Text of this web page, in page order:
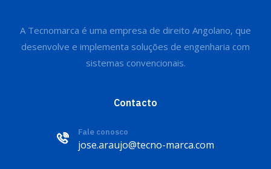
A Tecnomarca é uma empresa de direito Angolano, que
desenvolve e implementa soluções de engenharia com
sistemas convencionais.
Contacto
Fale conosco
jose.araujo@tecno-marca.com